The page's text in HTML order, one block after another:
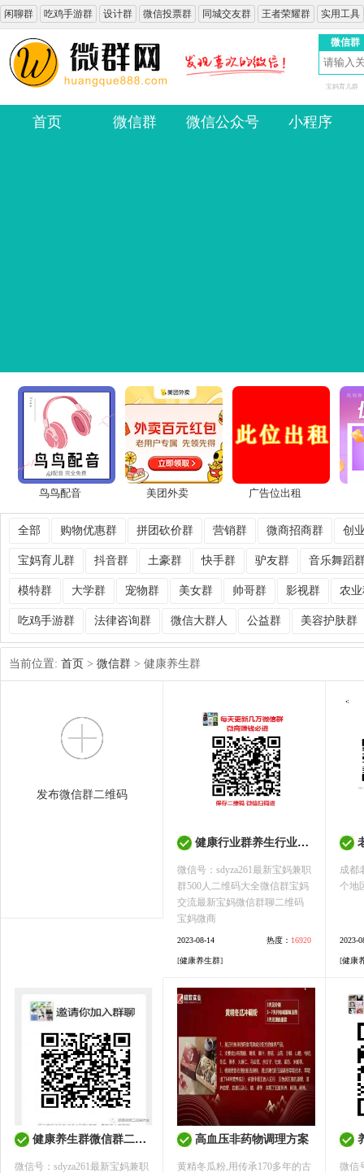
闲聊群 吃鸡手游群 设计群 微信投票群 同城交友群 王者荣耀群 实用工具
微信群
宝妈育儿群
首页 微信群 微信公众号 小程序
鸟鸟配音 美团外卖 广告位出租
全部 购物优惠群 拼团砍价群 营销群 微商招商群 创
宝妈育儿群 抖音群 土豪群 快手群 驴友群 音乐舞蹈
模特群 大学群 宠物群 美女群 帅哥群 影视群 农
吃鸡手游群 法律咨询群 微信大群人 公益群 美容护肤群
当前位置: 首页 > 微信群 > 健康养生群
发布微信群二维码
健康行业群养生行业群养生保健食品群微信群二维码免费
微信号：sdyza261最新宝妈兼职
群500人二维码大全微信群宝妈
交流最新宝妈微信群聊二维码
宝妈微商
2023-08-14 热度： 16920
[健康养生群]
成都
个地
2023-
[健康
健康养生群微信群二维码健康行业群养生行业群地区群微信群大全
微信号：sdyza261最新宝妈兼职
高血压非药物调理方案
黄精冬瓜粉,用传承170多年的古
养
微信